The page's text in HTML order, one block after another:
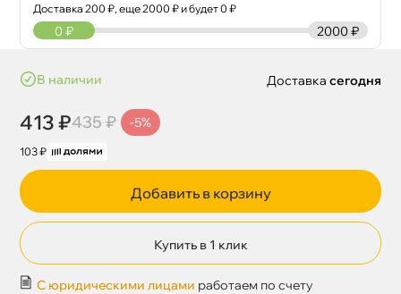
Доставка200 ₽, еще2000 ₽ и будет 0 ₽
2000 ₽
0 ₽
наличии
413 ₽435 ₽ -5%
103 ₽
Доставка сегодня
Добавить в корзину
Купить в 1 клик
С юридическими лицами работаем по счету